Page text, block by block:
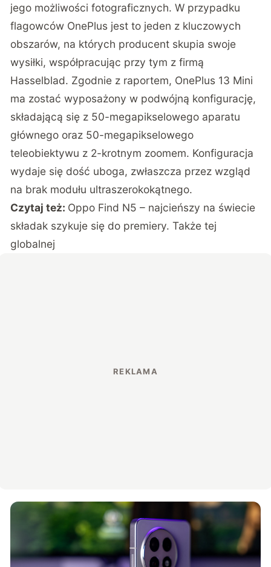
jego możliwości fotograficznych. W przypadku
flagowców OnePlus jest to jeden z kluczowych
obszarów, na których producent skupia swoje
wysiłki, współpracując przy tym z firmą
Hasselblad. Zgodnie z raportem, OnePlus 13 Mini
ma zostać wyposażony w podwójną konfigurację,
składającą się z 50-megapikselowego aparatu
głównego oraz 50-megapikselowego
teleobiektywu z 2-krotnym zoomem. Konfiguracja
wydaje się dość uboga, zwłaszcza przez wzgląd
na brak modułu ultraszerokokątnego.
Czytaj też: Oppo Find N5 – najcieńszy na świecie
składak szykuje się do premiery. Także tej
globalnej